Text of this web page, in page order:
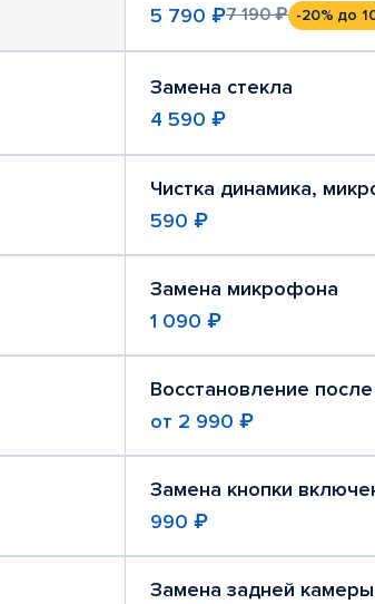
5 790 ₽7 190 ₽ -20% до
Замена стекла
4 590 ₽
Чистка динамика,
590 ₽
Замена микрофона
1 090 ₽
Восстановление
от 2 990 ₽
Замена кнопки
990 ₽
Замена задней камеры